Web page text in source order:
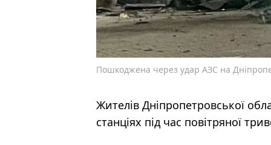
Пошкоджена через удар АЗС на
Жителів Дніпропетровської
станціях під час повітряної